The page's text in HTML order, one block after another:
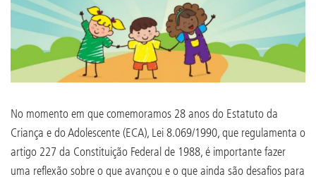
No momento em que comemoramos 28 anos do Estatuto da
Criança e do Adolescente (ECA), Lei 8.069/1990, que regulamenta o
artigo 227 da Constituição Federal de 1988, é importante fazer
uma reflexão sobre o que avançou e o que ainda são desafios para